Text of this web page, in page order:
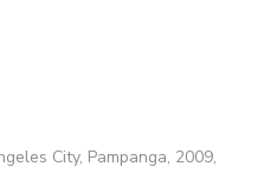
City, Pampanga, 2009,